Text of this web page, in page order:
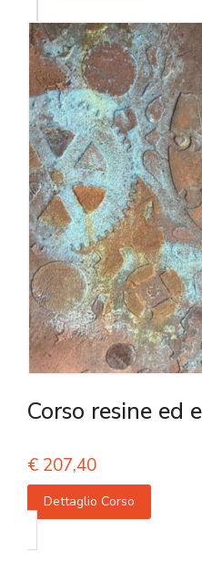
Corso resine ed
€ 207,40
Dettaglio Corso